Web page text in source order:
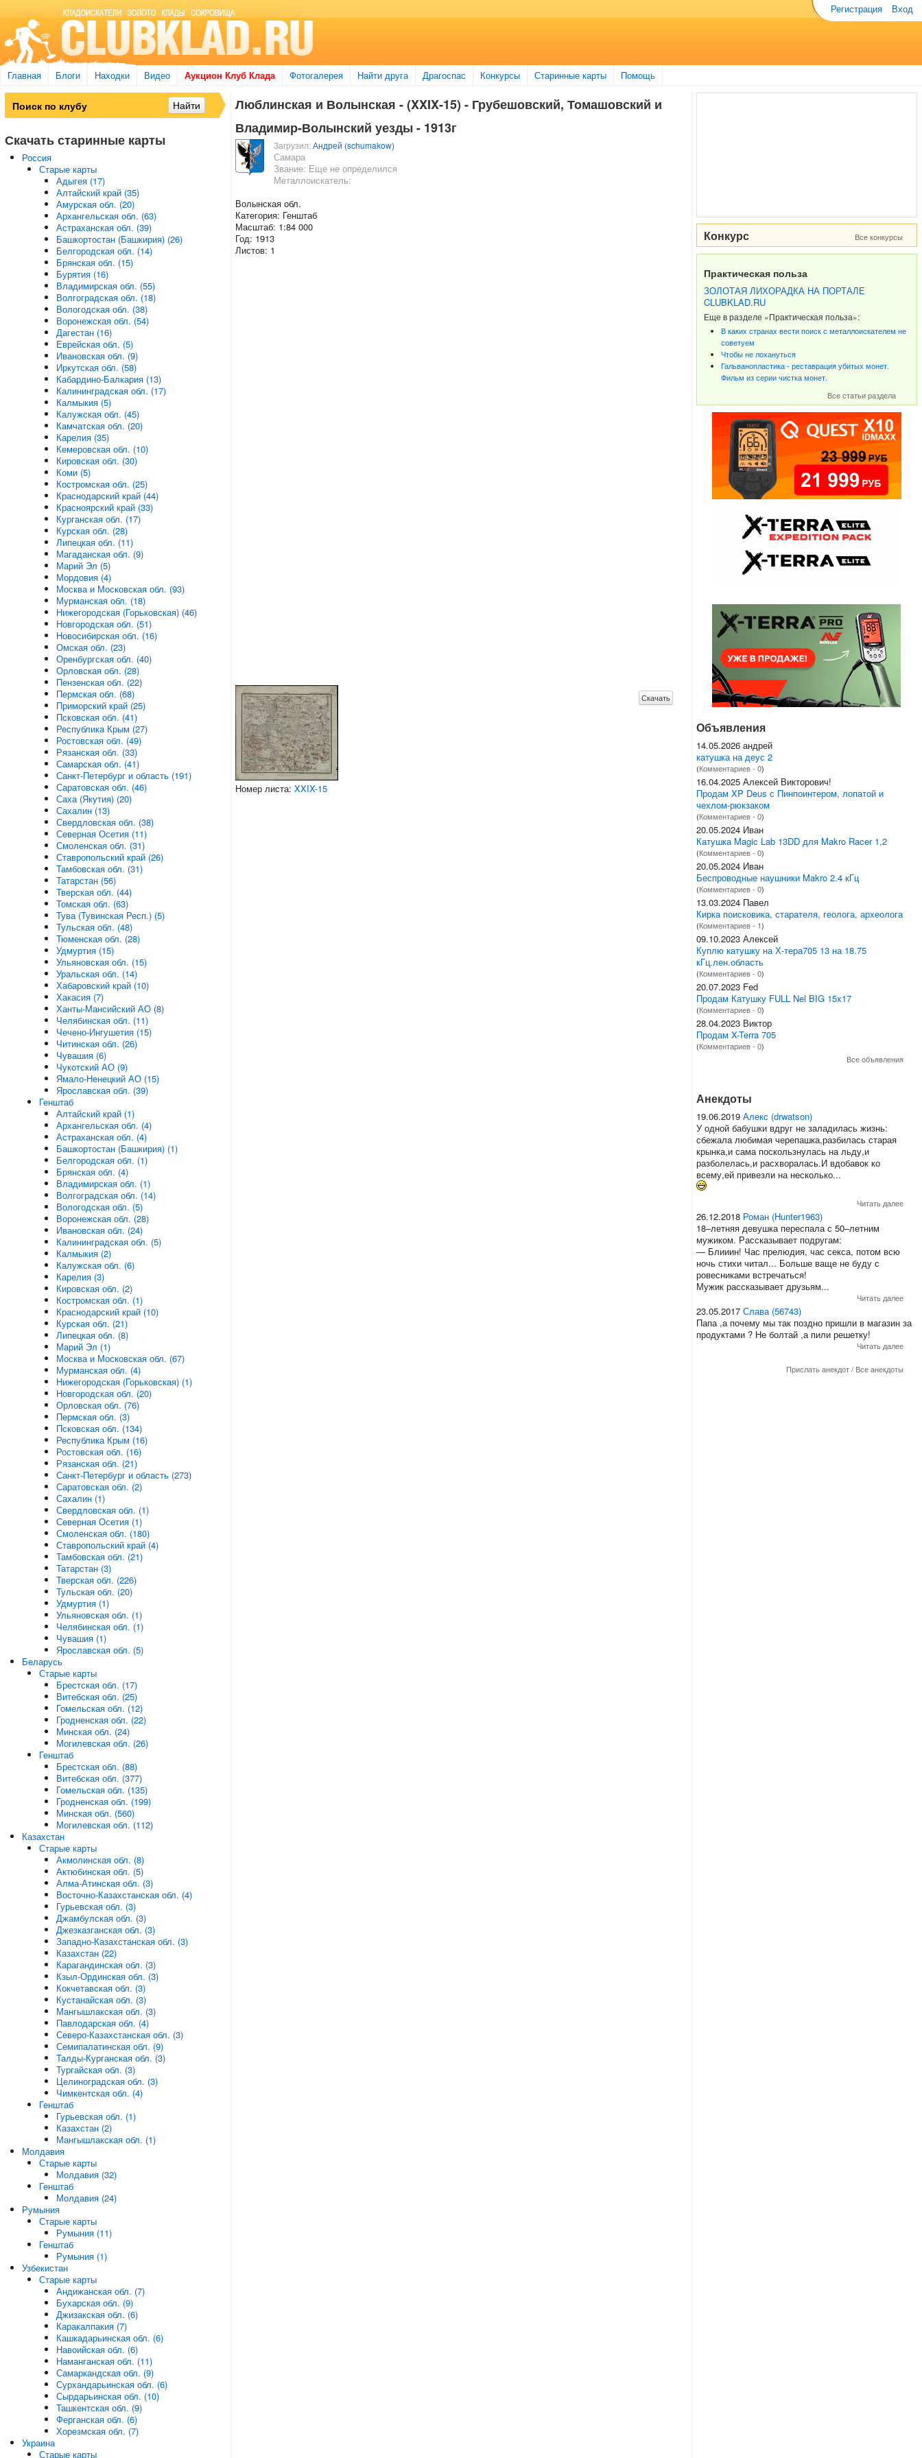
Регистрация Вход
Главная Блоги Находки Видео Аукцион Клуб Клада Фотогалерея Найти друга Драгоспас Конкурсы Старинные карты Помощь
Люблинская и Волынская - (XXIX-15) - Грубешовский, Томашовский и
Владимир-Волынский уезды - 1913г
Загрузил:Андрей (schumakow)
Самара
Звание: Еще не определился
Металлоискатель:
Волынская обл.
Категория: Генштаб
Масштаб: 1:84 000
Год: 1913
Листов: 1
Скачать
Номер листа: XXIX-15
Скачать старинные карты
Россия
Старые карты
Адыгея (17)
Алтайский край (35)
Амурская обл. (20)
Архангельская обл. (63)
Астраханская обл. (39)
Башкортостан (Башкирия) (26)
Белгородская обл. (14)
Брянская обл. (15)
Бурятия (16)
Владимирская обл. (55)
Волгоградская обл. (18)
Вологодская обл. (38)
Воронежская обл. (54)
Дагестан (16)
Еврейская обл. (5)
Ивановская обл. (9)
Иркутская обл. (58)
Кабардино-Балкария (13)
Калининградская обл. (17)
Калмыкия (5)
Калужская обл. (45)
Камчатская обл. (20)
Карелия (35)
Кемеровская обл. (10)
Кировская обл. (30)
Коми (5)
Костромская обл. (25)
Краснодарский край (44)
Красноярский край (33)
Курганская обл. (17)
Курская обл. (28)
Липецкая обл. (11)
Магаданская обл. (9)
Марий Эл (5)
Мордовия (4)
Москва и Московская обл. (93)
Мурманская обл. (18)
Нижегородская (Горьковская) (46)
Новгородская обл. (51)
Новосибирская обл. (16)
Омская обл. (23)
Оренбургская обл. (40)
Орловская обл. (28)
Пензенская обл. (22)
Пермская обл. (68)
Приморский край (25)
Псковская обл. (41)
Республика Крым (27)
Ростовская обл. (49)
Рязанская обл. (33)
Самарская обл. (41)
Санкт-Петербург и область (191)
Саратовская обл. (46)
Саха (Якутия) (20)
Сахалин (13)
Свердловская обл. (38)
Северная Осетия (11)
Смоленская обл. (31)
Ставропольский край (26)
Тамбовская обл. (31)
Татарстан (56)
Тверская обл. (44)
Томская обл. (63)
Тува (Тувинская Респ.) (5)
Тульская обл. (48)
Тюменская обл. (28)
Удмуртия (15)
Ульяновская обл. (15)
Уральская обл. (14)
Хабаровский край (10)
Хакасия (7)
Ханты-Мансийский АО (8)
Челябинская обл. (11)
Чечено-Ингушетия (15)
Читинская обл. (26)
Чувашия (6)
Чукотский АО (9)
Ямало-Ненецкий АО (15)
Ярославская обл. (39)
Генштаб
Алтайский край (1)
Архангельская обл. (4)
Астраханская обл. (4)
Башкортостан (Башкирия) (1)
Белгородская обл. (1)
Брянская обл. (4)
Владимирская обл. (1)
Волгоградская обл. (14)
Вологодская обл. (5)
Воронежская обл. (28)
Ивановская обл. (24)
Калининградская обл. (5)
Калмыкия (2)
Калужская обл. (6)
Карелия (3)
Кировская обл. (2)
Костромская обл. (1)
Краснодарский край (10)
Курская обл. (21)
Липецкая обл. (8)
Марий Эл (1)
Москва и Московская обл. (67)
Мурманская обл. (4)
Нижегородская (Горьковская) (1)
Новгородская обл. (20)
Орловская обл. (76)
Пермская обл. (3)
Псковская обл. (134)
Республика Крым (16)
Ростовская обл. (16)
Рязанская обл. (21)
Санкт-Петербург и область (273)
Саратовская обл. (2)
Сахалин (1)
Свердловская обл. (1)
Северная Осетия (1)
Смоленская обл. (180)
Ставропольский край (4)
Тамбовская обл. (21)
Татарстан (3)
Тверская обл. (226)
Тульская обл. (20)
Удмуртия (1)
Ульяновская обл. (1)
Челябинская обл. (1)
Чувашия (1)
Ярославская обл. (5)
Беларусь
Старые карты
Брестская обл. (17)
Витебская обл. (25)
Гомельская обл. (12)
Гродненская обл. (22)
Минская обл. (24)
Могилевская обл. (26)
Генштаб
Брестская обл. (88)
Витебская обл. (377)
Гомельская обл. (135)
Гродненская обл. (199)
Минская обл. (560)
Могилевская обл. (112)
Казахстан
Старые карты
Акмолинская обл. (8)
Актюбинская обл. (5)
Алма-Атинская обл. (3)
Восточно-Казахстанская обл. (4)
Гурьевская обл. (3)
Джамбулская обл. (3)
Джезказганская обл. (3)
Западно-Казахстанская обл. (3)
Казахстан (22)
Карагандинская обл. (3)
Кзыл-Ординская обл. (3)
Кокчетавская обл. (3)
Кустанайская обл. (3)
Мангышлакская обл. (3)
Павлодарская обл. (4)
Северо-Казахстанская обл. (3)
Семипалатинская обл. (9)
Талды-Курганская обл. (3)
Тургайская обл. (3)
Целиноградская обл. (3)
Чимкентская обл. (4)
Генштаб
Гурьевская обл. (1)
Казахстан (2)
Мангышлакская обл. (1)
Молдавия
Старые карты
Молдавия (32)
Генштаб
Молдавия (24)
Румыния
Старые карты
Румыния (11)
Генштаб
Румыния (1)
Узбекистан
Старые карты
Андижанская обл. (7)
Бухарская обл. (9)
Джизакская обл. (6)
Каракалпакия (7)
Кашкадарьинская обл. (6)
Навоийская обл. (6)
Наманганская обл. (11)
Самаркандская обл. (9)
Сурхандарьинская обл. (6)
Сырдарьинская обл. (10)
Ташкентская обл. (9)
Ферганская обл. (6)
Хорезмская обл. (7)
Украина
Старые карты
Конкурс Все конкурсы
Практическая польза
ЗОЛОТАЯ ЛИХОРАДКА НА ПОРТАЛЕ
CLUBKLAD.RU
Еще в разделе «Практическая польза»:
В каких странах вести поиск с металлоискателем не
советуем
Чтобы не лохануться
Гальванопластика - реставрация убитых монет.
Фильм из серии чистка монет.
Все статьи раздела
Объявления
14.05.2026 андрей
катушка на деус 2
(Комментариев - 0)
16.04.2025 Алексей Викторович!
Продам XP Deus с Пинпоинтером, лопатой и
чехлом-рюкзаком
(Комментариев - 0)
20.05.2024 Иван
Катушка Magic Lab 13DD для Makro Racer 1,2
(Комментариев - 0)
20.05.2024 Иван
Беспроводные наушники Makro 2.4 кГц
(Комментариев - 0)
13.03.2024 Павел
Кирка поисковика, старателя, геолога, археолога
(Комментариев - 1)
09.10.2023 Алексей
Куплю катушку на Х-тера705 13 на 18.75
кГц.лен.область
(Комментариев - 0)
20.07.2023 Fed
Продам Катушку FULL Nel BIG 15x17
(Комментариев - 0)
28.04.2023 Виктор
Продам X-Terra 705
(Комментариев - 0)
Все объявления
Анекдоты
19.06.2019 Алекс (drwatson)
У одной бабушки вдруг не заладилась жизнь:
сбежала любимая черепашка,разбилась старая
крынка,и сама поскользнулась на льду,и
разболелась,и расхворалась.И вдобавок ко
всему,ей привезли на несколько...
Читать далее
26.12.2018 Роман (Hunter1963)
18–летняя девушка переспала с 50–летним
мужиком. Рассказывает подругам:
— Блииин! Час прелюдия, час секса, потом всю
ночь стихи читал... Больше ваще не буду с
ровесниками встречаться!
Мужик рассказывает друзьям...
Читать далее
23.05.2017 Слава (56743)
Папа ,а почему мы так поздно пришли в магазин за
продуктами ? Не болтай ,а пили решетку!
Читать далее
Прислать анекдот/ Все анекдоты